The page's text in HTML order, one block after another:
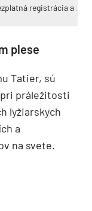
registrácia a
plese
Tatier, sú
pri práležitosti
lyžiarskych
a
na svete.